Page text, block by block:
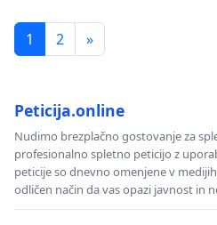
1 2 »
Peticija.online
Nudimo brezplačno gostovanje za
profesionalno spletno peticijo z
peticije so dnevno omenjene v
odličen način da vas opazi javnost in